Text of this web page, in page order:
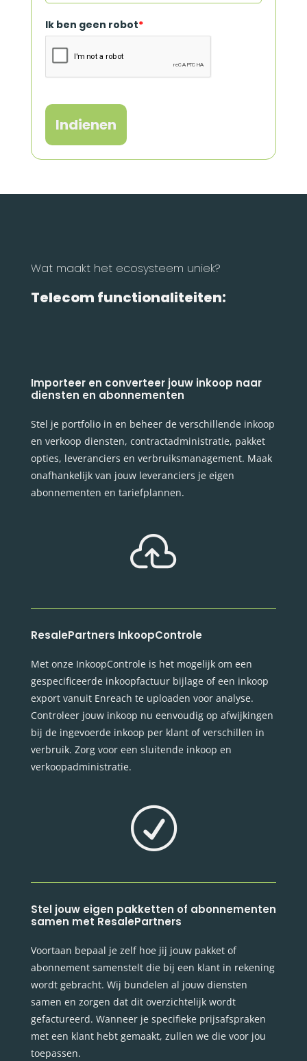
Ik ben geen robot*
Indienen
Wat maakt het ecosysteem uniek?
Telecom functionaliteiten:
Importeer en converteer jouw inkoop naar
diensten en abonnementen
Stel je portfolio in en beheer de verschillende inkoop
en verkoop diensten, contractadministratie, pakket
opties, leveranciers en verbruiksmanagement. Maak
onafhankelijk van jouw leveranciers je eigen
abonnementen en tariefplannen.

ResalePartners InkoopControle
Met onze InkoopControle is het mogelijk om een
gespecificeerde inkoopfactuur bijlage of een inkoop
export vanuit Enreach te uploaden voor analyse.
Controleer jouw inkoop nu eenvoudig op afwijkingen
bij de ingevoerde inkoop per klant of verschillen in
verbruik. Zorg voor een sluitende inkoop en
verkoopadministratie.
R
Stel jouw eigen pakketten of abonnementen
samen met ResalePartners
Voortaan bepaal je zelf hoe jij jouw pakket of
abonnement samenstelt die bij een klant in rekening
wordt gebracht. Wij bundelen al jouw diensten
samen en zorgen dat dit overzichtelijk wordt
gefactureerd. Wanneer je specifieke prijsafspraken
met een klant hebt gemaakt, zullen we die voor jou
toepassen.